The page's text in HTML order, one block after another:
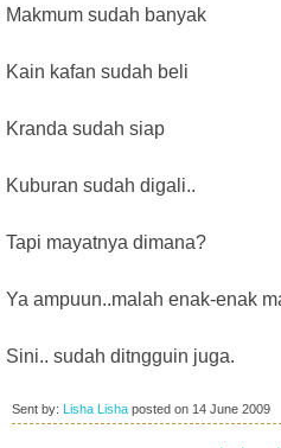
Makmum sudah banyak
Kain kafan sudah beli
Kranda sudah siap
Kuburan sudah digali..
Tapi mayatnya dimana?
Ya ampuun..malah enak-enak
Sini.. sudah ditngguin juga.
Sent by: Lisha Lisha posted on 14 June 2009